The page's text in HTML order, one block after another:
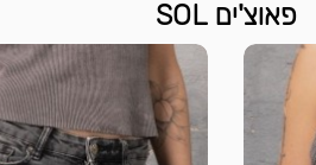
פאוצ'ים SOL